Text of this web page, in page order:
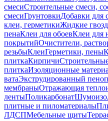
смесиСтроительные смеси,
смесиГрунтовкиДобавки для
клеи, герметикиЖидкие
пенаКлеи для обоевКлеи для
покрытийОчистители,
резьбыКлеиГерметики, пены
плиткаКирпичи
плиткаИзоляционные
ватаЭкструдированный
мембраныОтражающая
лентыПоликарбонат
плитные и пиломатериалы
ЛДСПМебельные щиты